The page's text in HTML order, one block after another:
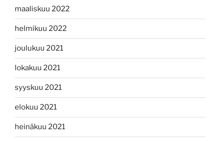
maaliskuu 2022
helmikuu 2022
joulukuu 2021
lokakuu 2021
syyskuu 2021
elokuu 2021
heinäkuu 2021